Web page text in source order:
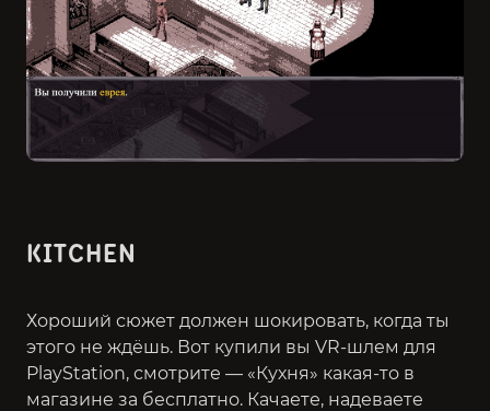
KITCHEN
Хороший сюжет должен шокировать, когда ты
этого не ждёшь. Вот купили вы VR-шлем для
PlayStation, смотрите — «Кухня» какая-то в
магазине за бесплатно. Качаете, надеваете